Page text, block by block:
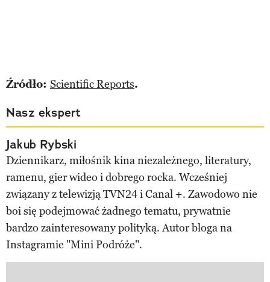
Źródło: Scientific Reports.
Nasz ekspert
Jakub Rybski
Dziennikarz, miłośnik kina niezależnego, literatury,
ramenu, gier wideo i dobrego rocka. Wcześniej
związany z telewizją TVN24 i Canal +. Zawodowo nie
boi się podejmować żadnego tematu, prywatnie
bardzo zainteresowany polityką. Autor bloga na
Instagramie "Mini Podróże".